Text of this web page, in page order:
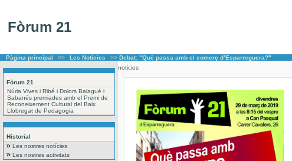
Fòrum 21
Pàgina principal >> Les Noticies >> Debat: "Què passa amb el comerç d’Esparreguera?"
Fòrum 21
Núria Vives i Ribé i Dolors Balagué i
Sabanés premiades amb el Premi de
Reconeixement Cultural del Baix
Llobregat de Pedagogia
Historial
Les nostres notícies
Les nostres activitats
noticies